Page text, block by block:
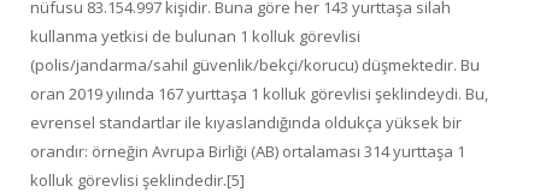
nüfusu 83.154.997 kişidir. Buna göre her 143 yurttaşa silah
kullanma yetkisi de bulunan 1 kolluk görevlisi
(polis/jandarma/sahil güvenlik/bekçi/korucu) düşmektedir. Bu
oran 2019 yılında 167 yurttaşa 1 kolluk görevlisi şeklindeydi. Bu,
evrensel standartlar ile kıyaslandığında oldukça yüksek bir
orandır: örneğin Avrupa Birliği (AB) ortalaması 314 yurttaşa 1
kolluk görevlisi şeklindedir.[5]